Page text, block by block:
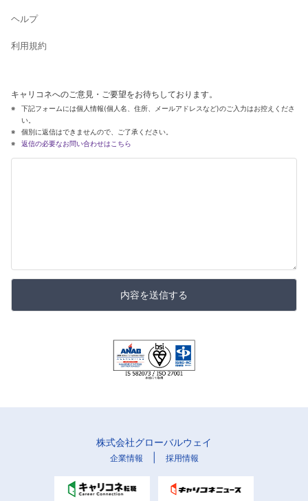
ヘルプ
利用規約
キャリコネへのご意見・ご要望をお待ちしております。
下記フォームには個人情報(個人名、住所、メールアドレスなど)のご入力はお控えくださ
い。
個別に返信はできませんので、ご了承ください。
返信の必要なお問い合わせはこちら
内容を送信する
株式会社グローバルウェイ
企業情報 採用情報